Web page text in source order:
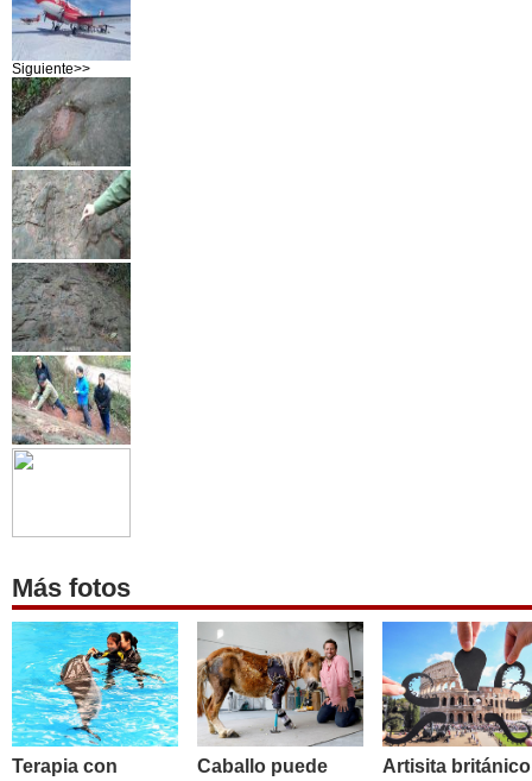
Siguiente>>
Más fotos
Terapia con
Caballo puede
Artisita británico